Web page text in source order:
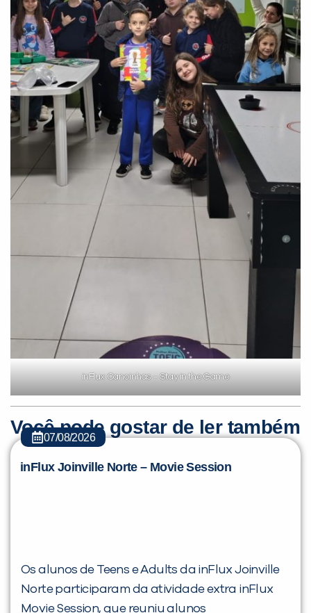
inFlux Canoinhas – Stay in the Game
Você pode gostar de ler também
07/08/2026
inFlux Joinville Norte – Movie Session
Os alunos de Teens e Adults da inFlux Joinville
Norte participaram da atividade extra inFlux
Movie Session, que reuniu alunos